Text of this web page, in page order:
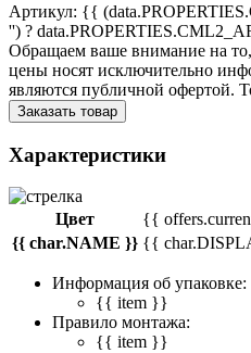
Артикул: {{
'') ?
Обращаем ваше внимание на
цены носят исключительно
являются публичной офертой.
Заказать товар
Характеристики
Цвет
{{
{{ char.NAME }} {{
Информация об упаковке:
{{ item }}
Правило монтажа:
{{ item }}